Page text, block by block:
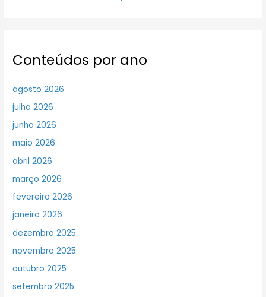
Conteúdos por ano
agosto 2026
julho 2026
junho 2026
maio 2026
abril 2026
março 2026
fevereiro 2026
janeiro 2026
dezembro 2025
novembro 2025
outubro 2025
setembro 2025